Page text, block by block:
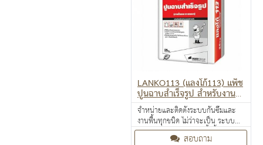
LANKO113 (แลงโก้113) แพ็ช
ปูนฉาบสำเร็จรูป สำหรับงานฉ
าบปรับแต่ง ซ่อมแซมผิวผนังห
รือฝ้าภายในและภายนอก
จำหน่ายและติดตั้งระบบกันซึมและ
งานพื้นทุกชนิด ไม่ว่าจะเป็น ระบบ
งานกันซึม ระบบงานติดตั้งพื้น งาน
สอบถาม